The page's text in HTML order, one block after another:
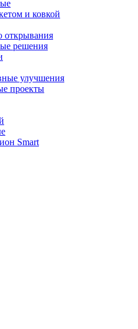
и ковкой
открывания
решения
улучшения
проекты
Smart